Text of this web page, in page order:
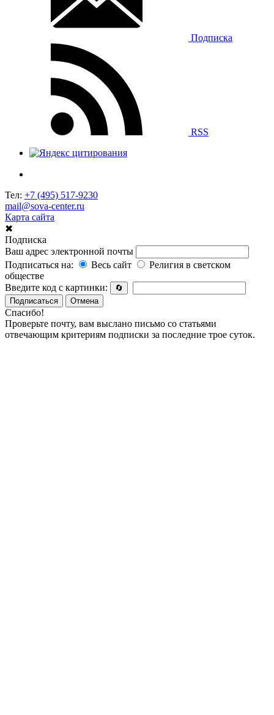
Подписка
RSS
Тел: +7 (495) 517-9230
mail@sova-center.ru
Карта сайта
✖
Подписка
Ваш адрес электронной почты
Подписаться на:
Весь сайт
Религия в светском
обществе
Введите код с картинки:
🔄
Подписаться
Отмена
Спасибо!
Проверьте почту, вам выслано письмо со статьями
отвечающим критериям подписки за последние трое суток.